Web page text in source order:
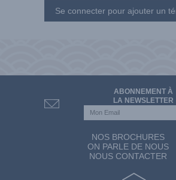
Se connecter pour ajouter un
ABONNEMENT À
LA NEWSLETTER
NOS BROCHURES
ON PARLE DE NOUS
NOUS CONTACTER